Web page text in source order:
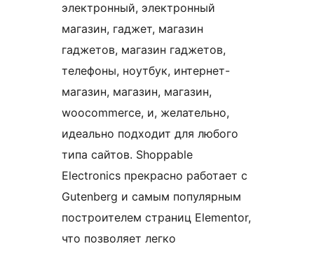
электронный, электронный
магазин, гаджет, магазин
гаджетов, магазин гаджетов,
телефоны, ноутбук, интернет-
магазин, магазин, магазин,
woocommerce, и, желательно,
идеально подходит для любого
типа сайтов. Shoppable
Electronics прекрасно работает с
Gutenberg и самым популярным
построителем страниц Elementor,
что позволяет легко